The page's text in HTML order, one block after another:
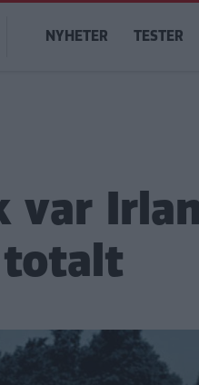
Main
navigation
NYHETER TESTER
var